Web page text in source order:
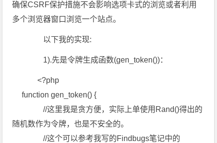
确保CSRF保护措施不会影响选项卡式的浏览或者利用
多个浏览器窗口浏览一个站点。
以下我的实现:
1).先是令牌生成函数(gen_token())：
<?php
function gen_token() {
//这里我是贪方便，实际上单使用Rand()得出的
随机数作为令牌，也是不安全的。
//这个可以参考我写的Findbugs笔记中的